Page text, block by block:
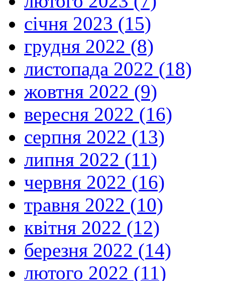
січня 2023 (15)
грудня 2022 (8)
листопада 2022 (18)
жовтня 2022 (9)
вересня 2022 (16)
серпня 2022 (13)
липня 2022 (11)
червня 2022 (16)
травня 2022 (10)
квітня 2022 (12)
березня 2022 (14)
лютого 2022 (11)